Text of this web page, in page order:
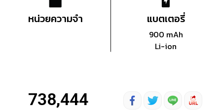
หน่วยความจำ แบตเตอรี่
900 mAh
Li-ion
738,444